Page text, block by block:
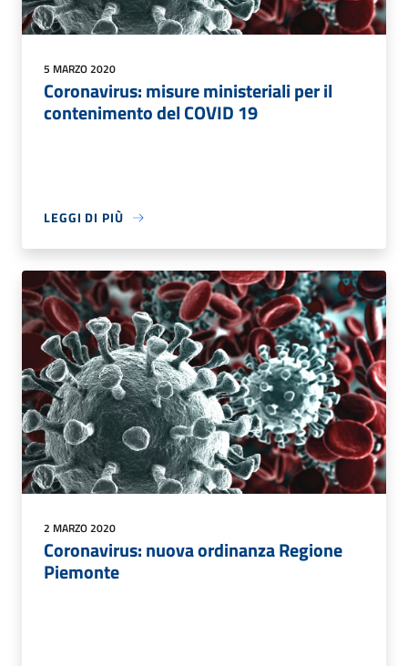
5 MARZO 2020
Coronavirus: misure ministeriali per il
contenimento del COVID 19
LEGGI DI PIÙ
2 MARZO 2020
Coronavirus: nuova ordinanza Regione
Piemonte